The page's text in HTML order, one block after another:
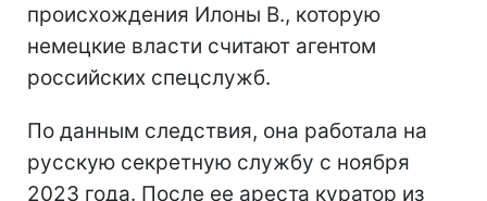
происхождения Илоны В., которую
немецкие власти считают агентом
российских спецслужб.
По данным следствия, она работала на
русскую секретную службу с ноября
2023 года. После ее ареста куратор из